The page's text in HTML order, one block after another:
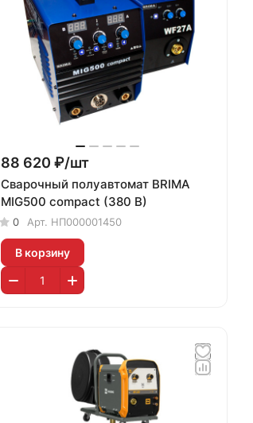
88 620 ₽/шт
Сварочный полуавтомат BRIMA
MIG500 compact (380 В)
0 Арт. НП000001450
В корзину